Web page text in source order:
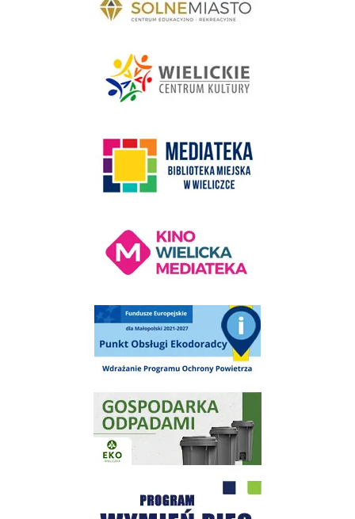
Punkt Obsługi Ekodoradcy Wieliczka
Gospodarka odpadami na terenie Miasta i Gminy Wieliczka
Program "Czyste Powietrze" - Wieliczka